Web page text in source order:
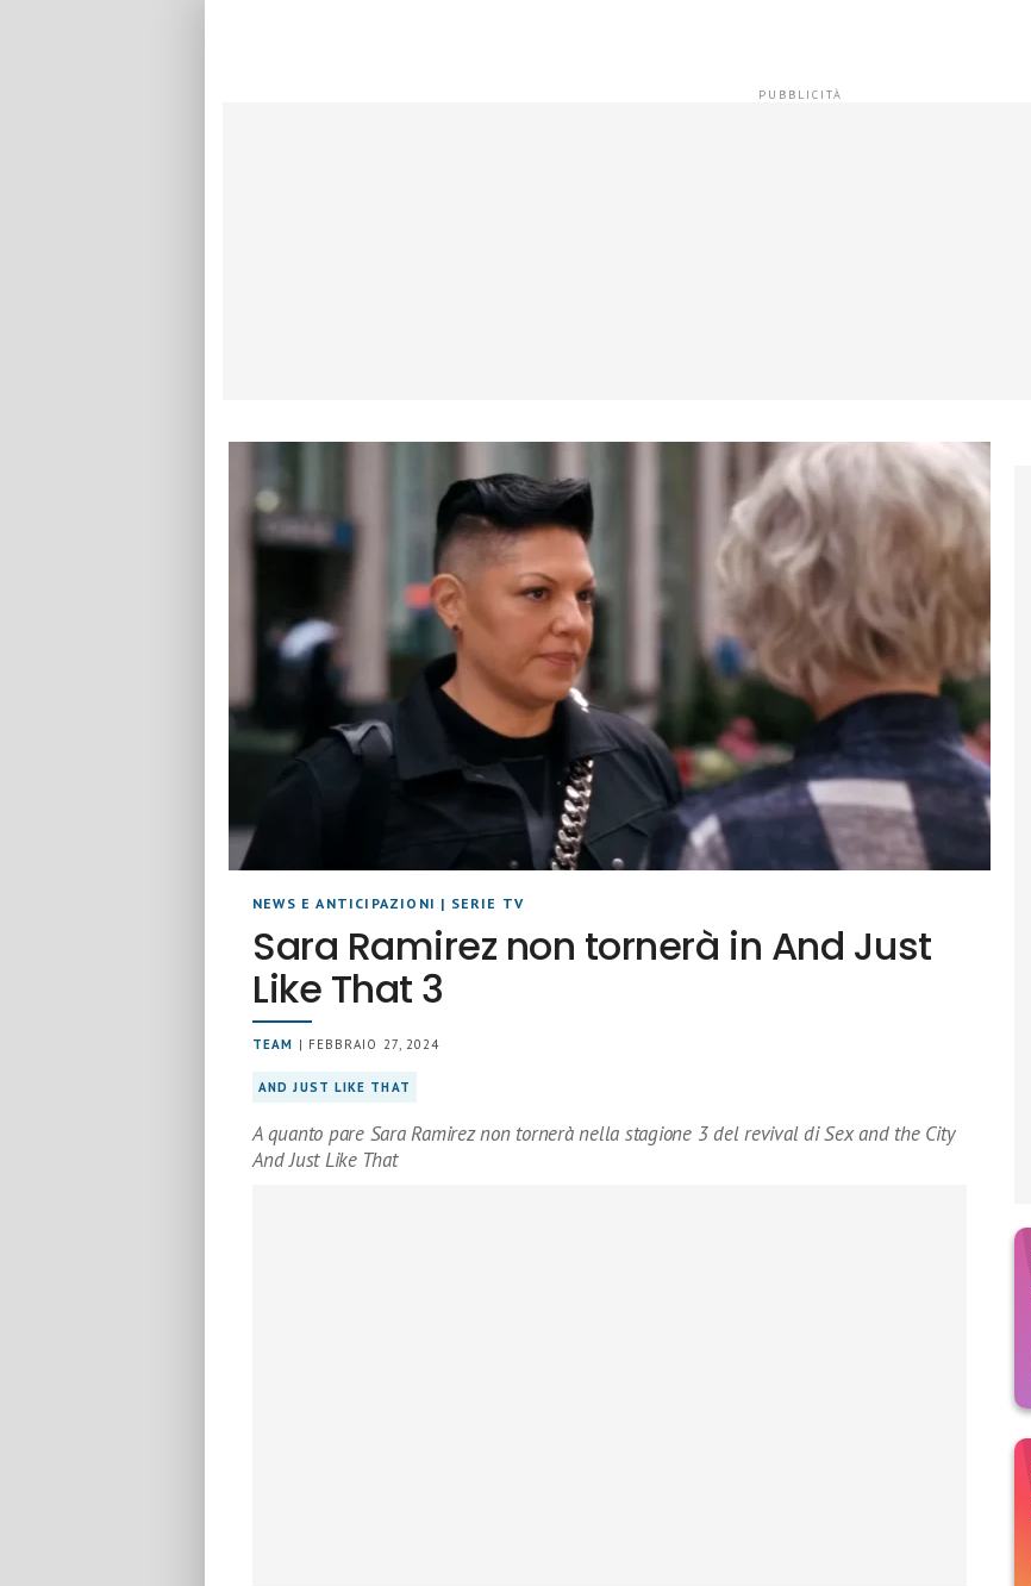
NEWS E ANTICIPAZIONI | SERIE TV
Sara Ramirez non tornerà in And Just
Like That 3
TEAM | FEBBRAIO 27, 2024
AND JUST LIKE THAT
A quanto pare Sara Ramirez non tornerà nella stagione 3 del revival di Sex and the City
And Just Like That